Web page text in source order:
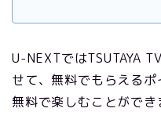
U-NEXTではTSUTAYA
せて、無料でもらえる
無料で楽しむことができ